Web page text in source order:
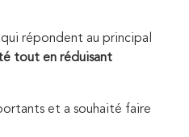
répondent au principal
tout en réduisant
et a souhaité faire